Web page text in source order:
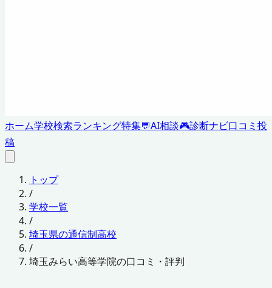
ホーム学校検索ランキング特集💬AI相談🎮診断ナビ口コミ投
稿
トップ
/
学校一覧
/
埼玉県の通信制高校
/
埼玉みらい高等学院の口コミ・評判